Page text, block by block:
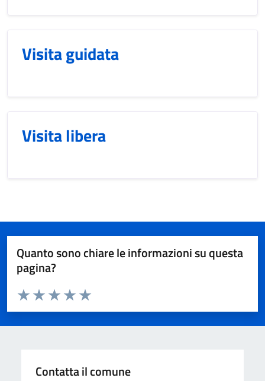
Visita guidata
Visita libera
Quanto sono chiare le informazioni su questa
pagina?
Valuta da 1 a 5 stelle la pagina
Valuta 5 stelle su 5
Valuta 4 stelle su 5
Valuta 3 stelle su 5
Valuta 2 stelle su 5
Valuta 1 stelle su 5
Contatta il comune